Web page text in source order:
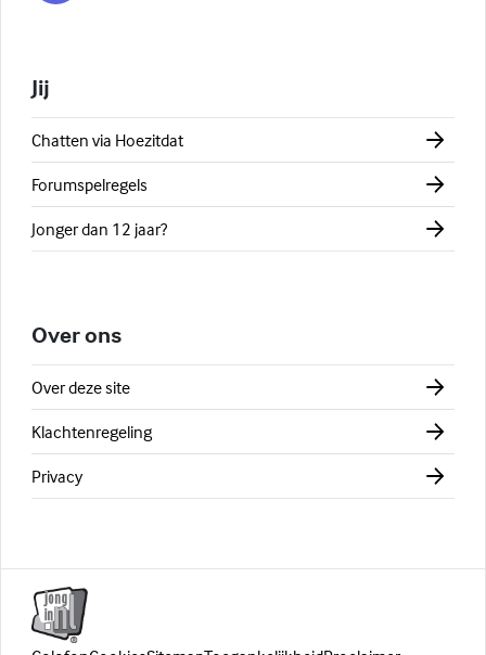
Jij
Chatten via Hoezitdat
Forumspelregels
Jonger dan 12 jaar?
Over ons
Over deze site
Klachtenregeling
Privacy